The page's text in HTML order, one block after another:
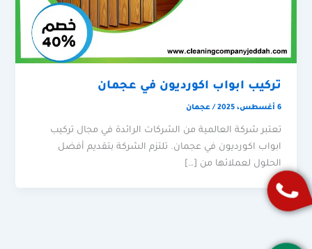
تركيب ابواب اكورديون في عجمان
6 أغسطس، 2025 /عجمان
تعتبر شركة العالمية من الشركات الرائدة في مجال تركيب
ابواب اكورديون في عجمان. تلتزم الشركة بتقديم أفضل
الحلول لعملائها من […]